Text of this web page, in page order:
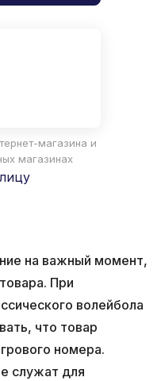
магазина и
магазинах
на важный момент,
При
волейбола
что товар
номера.
служат для